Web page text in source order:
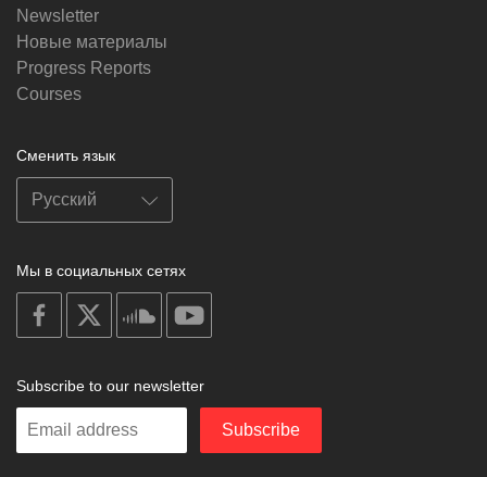
Newsletter
Новые материалы
Progress Reports
Courses
Сменить язык
Мы в социальных сетях
on
facebook
soundcloud
Subscribe to our newsletter
Enter
Subscribe